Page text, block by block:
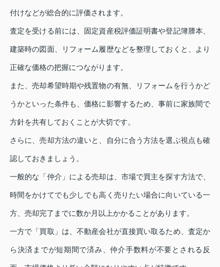
付けなどが総合的に評価されます。
査定を受ける前には、固定資産税評価証明書や登記簿謄本、
建築時の図面、リフォーム履歴などを整理しておくと、より
正確な価格の把握につながります。
また、売却希望時期や残置物の有無、リフォームを行うかど
うかといった条件も、価格に影響するため、事前に家族間で
方針を共有しておくことが大切です。
さらに、売却方法の違いと、自分に合う方法を選ぶ視点も確
認しておきましょう。
一般的な「仲介」による売却は、市場で買主を探す方法で、
時間をかけてでも少しでも高く売りたい場合に向いている一
方、売却完了までに数か月以上かかることがあります。
一方で「買取」は、不動産会社が直接買い取るため、査定か
ら決済までが短期間で済み、仲介手数料が不要とされる反